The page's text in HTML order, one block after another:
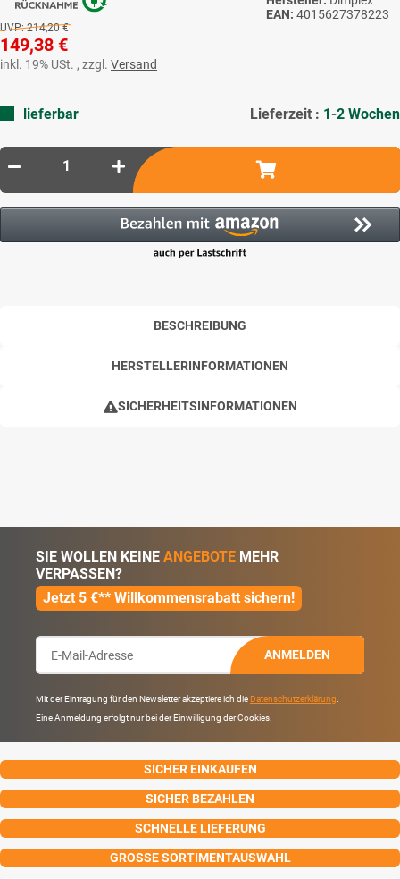
EAN: 4015627378223
UVP: 214,20 €
149,38 €
inkl. 19% USt. , zzgl. Versand
lieferbar Lieferzeit : 1-2 Wochen
BESCHREIBUNG
HERSTELLERINFORMATIONEN
SICHERHEITSINFORMATIONEN
SIE WOLLEN KEINE ANGEBOTE MEHR
VERPASSEN?
Jetzt 5 €** Willkommensrabatt sichern!
ANMELDEN
Mit der Eintragung für den Newsletter akzeptiere ich die Datenschutzerklärung
Eine Anmeldung erfolgt nur bei der Einwilligung der Cookies.
SICHER EINKAUFEN
SICHER BEZAHLEN
SCHNELLE LIEFERUNG
GROSSE SORTIMENTAUSWAHL